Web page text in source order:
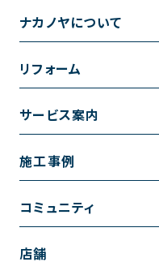
ナカノヤについて
採用情報
リフォーム
トイレのリフォーム
キッチンのリフォーム
リノベーション
サービス案内
サービスの流れ
施工事例
施工事例一覧
コミュニティ
コミュニティ
店舗